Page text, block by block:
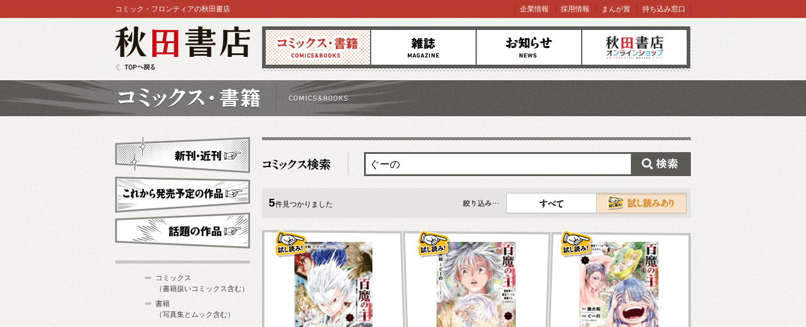
コミックス 雑誌 お知らせ オンラインショップ
コミック・フロンティアの秋田書店 企業情報 採用情報 まんが賞 持ち込み窓口
5件見つかりました
すべて
新刊・近刊
これから発売予定
コミックス
（書籍扱いコミックス含む）
書籍
（写真集とムック含む）